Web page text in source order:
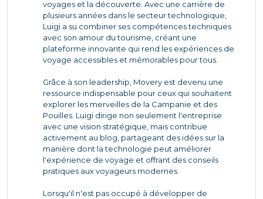
voyages et la découverte. Avec une carrière de
plusieurs années dans le secteur technologique,
Luigi a su combiner ses compétences techniques
avec son amour du tourisme, créant une
plateforme innovante qui rend les expériences de
voyage accessibles et mémorables pour tous.
Grâce à son leadership, Movery est devenu une
ressource indispensable pour ceux qui souhaitent
explorer les merveilles de la Campanie et des
Pouilles. Luigi dirige non seulement l'entreprise
avec une vision stratégique, mais contribue
activement au blog, partageant des idées sur la
manière dont la technologie peut améliorer
l'expérience de voyage et offrant des conseils
pratiques aux voyageurs modernes.
Lorsqu'il n'est pas occupé à développer de